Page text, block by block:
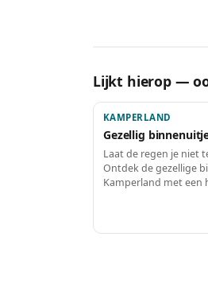
Lijkt hierop —
KAMPERLAND
Gezellig
Laat de regen je niet
Ontdek de gezellige
Kamperland met een